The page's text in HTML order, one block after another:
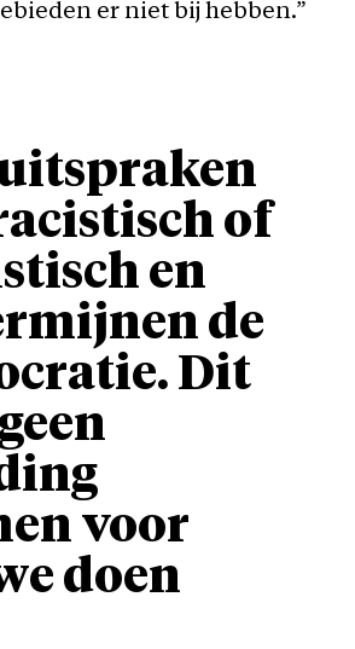
er niet bij hebben.”
of
en
de
Dit
voor
doen